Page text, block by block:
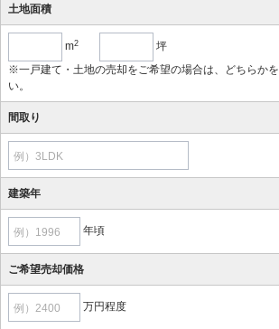
土地面積
m2
坪
※一戸建て・土地の売却をご希望の場合は、どちらか
い。
間取り
例）3LDK
建築年
例）1996 年頃
ご希望売却価格
例）2400 万円程度